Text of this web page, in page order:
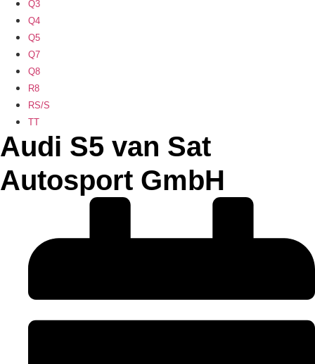
Q3
Q4
Q5
Q7
Q8
R8
RS/S
TT
Audi S5 van Sat
Autosport GmbH